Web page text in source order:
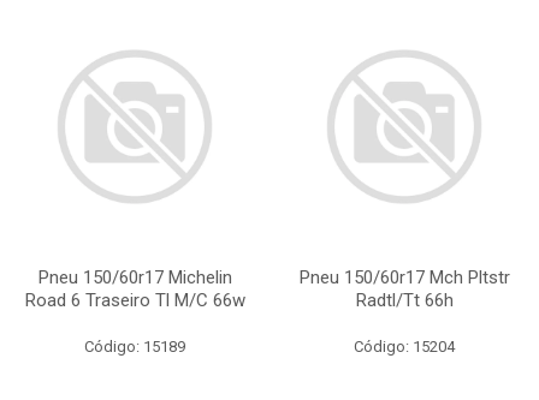
Pneu 150/60r17 Michelin
Road 6 Traseiro Tl M/C 66w
Código: 15189
Pneu 150/60r17 Mch Pltstr
Radtl/Tt 66h
Código: 15204